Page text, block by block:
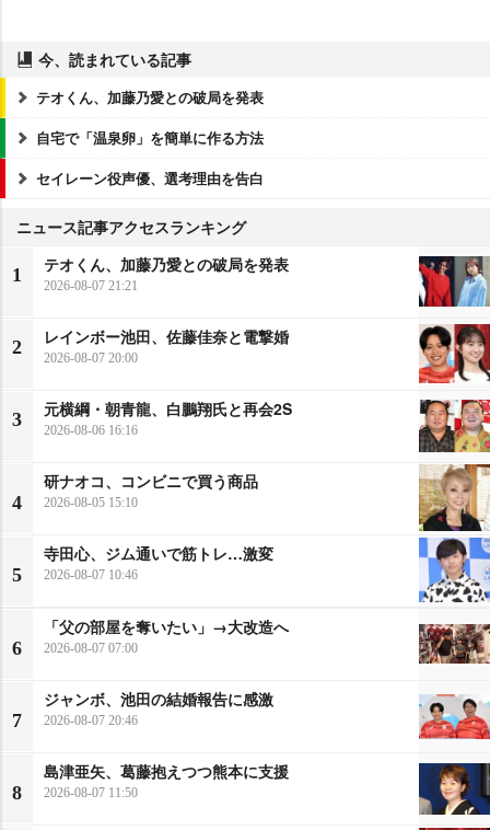
今、読まれている記事
テオくん、加藤乃愛との破局を発表
自宅で「温泉卵」を簡単に作る方法
セイレーン役声優、選考理由を告白
ニュース記事アクセスランキング
1
テオくん、加藤乃愛との破局を発表
2026-08-07 21:21
2
レインボー池田、佐藤佳奈と電撃婚
2026-08-07 20:00
3
元横綱・朝青龍、白鵬翔氏と再会2S
2026-08-06 16:16
4
研ナオコ、コンビニで買う商品
2026-08-05 15:10
5
寺田心、ジム通いで筋トレ…激変
2026-08-07 10:46
6
「父の部屋を奪いたい」→大改造へ
2026-08-07 07:00
7
ジャンボ、池田の結婚報告に感激
2026-08-07 20:46
8
島津亜矢、葛藤抱えつつ熊本に支援
2026-08-07 11:50